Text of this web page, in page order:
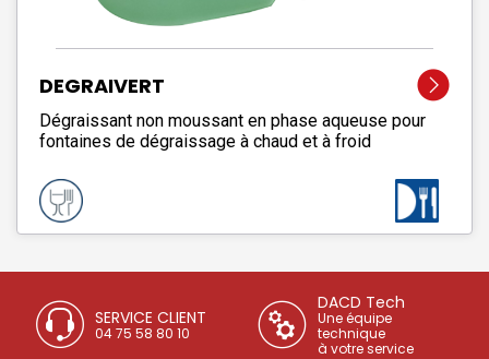
DEGRAIVERT
Dégraissant non moussant en phase aqueuse pour
fontaines de dégraissage à chaud et à froid
SERVICE CLIENT
04 75 58 80 10
DACD Tech
Une équipe
technique
à votre service